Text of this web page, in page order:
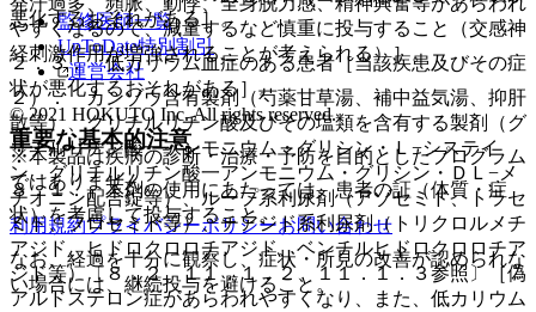
やすくなるので、減量するなど慎重に投与すること（交感神
経刺激作用が増強されることが考えられる）］。
２）． カンゾウ含有製剤（芍薬甘草湯、補中益気湯、抑肝
散等）、グリチルリチン酸及びその塩類を含有する製剤（グ
リチルリチン酸一アンモニウム・グリシン・Ｌ−システイ
ン、グリチルリチン酸一アンモニウム・グリシン・ＤＬ−メ
チオニン配合錠等）、ループ系利尿剤（アゾセミド、トラセ
ミド、フロセミド等）、チアジド系利尿剤（トリクロルメチ
アジド、ヒドロクロロチアジド、ベンチルヒドロクロロチア
ジド等）〔８．２、１１．１．２、１１．１．３参照〕［偽
アルドステロン症があらわれやすくなり、また、低カリウム
悪化するおそれがある］。
２．３． 低カリウム血症のある患者［当該疾患及びその症
状が悪化するおそれがある］。
重要な基本的注意
８．１． 本剤の使用にあたっては、患者の証（体質・症
状）を考慮して投与すること。
なお、経過を十分に観察し、症状・所見の改善が認められな
い場合には、継続投与を避けること。
監修医師一覧
UpToDate特別割引
運営会社
© 2021 HOKUTO Inc. All rights reserved.
※本製品は疾病の診断・治療・予防を目的としたプログラム
ではありません。
利用規約プライバシーポリシーお問い合わせ